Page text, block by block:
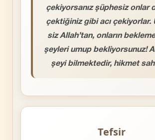
çekiyorsanız şüphesiz onlar
çektiğiniz gibi acı çekiyorlar.
siz Allah’tan, onların
şeyleri umup bekliyorsunuz!
şeyi bilmektedir, hikmet
Tefsir